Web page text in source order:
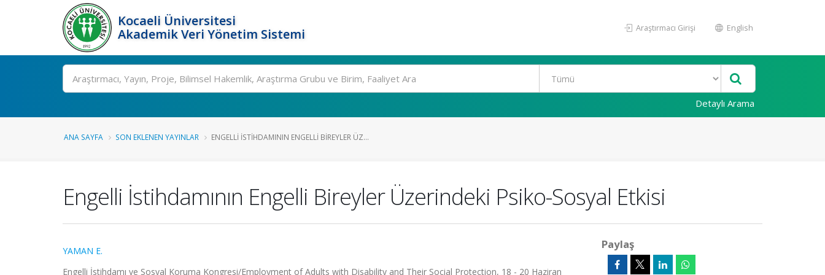
Kocaeli Üniversitesi
Akademik Veri Yönetim Sistemi
Araştırmacı Girişi English
Ara
Detaylı Arama
ANA SAYFA SON EKLENEN YAYINLAR ENGELLI İSTIHDAMININ ENGELLI BIREYLER ÜZ...
Engelli İstihdamının Engelli Bireyler Üzerindeki Psiko-Sosyal Etkisi
YAMAN E.
Engelli İstihdamı ve Sosyal Koruma Kongresi/Employment of Adults with Disability and Their Social Protection, 18 - 20 Haziran
Paylaş